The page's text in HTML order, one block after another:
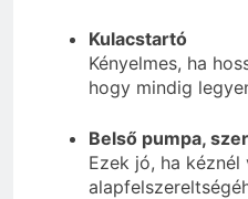
Kulacstartó
Kényelmes, ha
hogy mindig
Belső pumpa,
Ezek jó, ha